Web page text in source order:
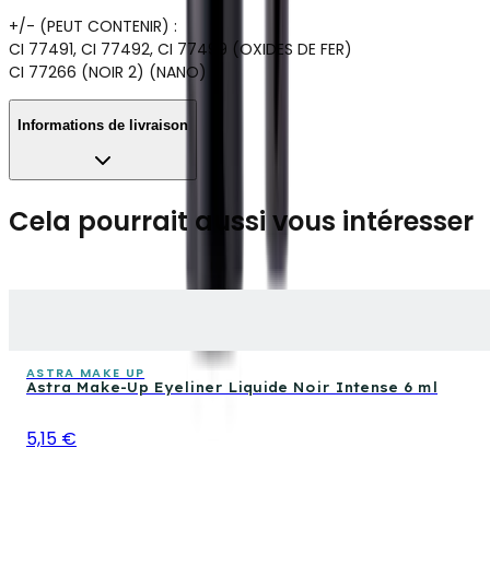
+/- (PEUT CONTENIR) :
CI 77491, CI 77492, CI 77499 (OXIDES DE FER)
CI 77266 (NOIR 2) (NANO)
Informations de livraison
Cela pourrait aussi vous intéresser
ASTRA MAKE UP
Astra Make-Up Eyeliner Liquide Noir Intense 6 ml
5,15 €